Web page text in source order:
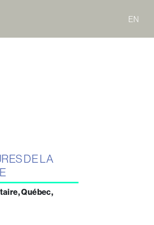
EN
DE LA
Québec,